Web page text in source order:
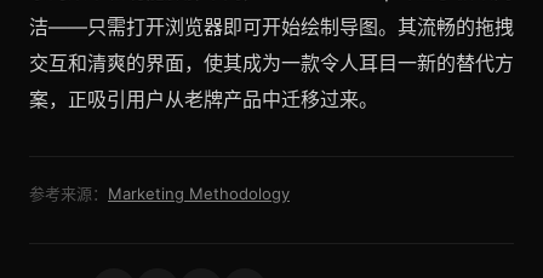
洁——只需打开浏览器即可开始绘制导图。其流畅的拖拽
交互和清爽的界面，使其成为一款令人耳目一新的替代方
案，正吸引用户从老牌产品中迁移过来。
参考来源： Marketing Methodology